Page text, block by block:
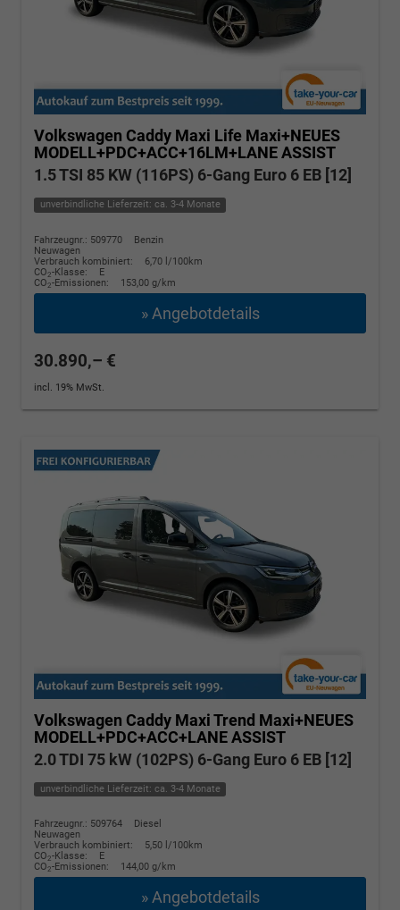
Volkswagen Caddy Maxi Life Maxi+NEUES
MODELL+PDC+ACC+16LM+LANE ASSIST
1.5 TSI 85 KW (116PS) 6-Gang Euro 6 EB [12]
unverbindliche Lieferzeit: ca. 3-4 Monate
Fahrzeugnr.: 509770
Benzin
Neuwagen
Verbrauch kombiniert:
6,70 l/100km
CO2-Klasse:
E
CO2-Emissionen: 153,00 g/km
» Angebotdetails
30.890,– €
incl. 19% MwSt.
Volkswagen Caddy MaxiTrend Maxi+NEUES
MODELL+PDC+ACC+LANE ASSIST
2.0 TDI 75 kW (102PS) 6-Gang Euro 6 EB [12]
unverbindliche Lieferzeit: ca. 3-4 Monate
Fahrzeugnr.: 509764
Diesel
Neuwagen
Verbrauch kombiniert:
5,50 l/100km
CO2-Klasse:
E
CO2-Emissionen: 144,00 g/km
» Angebotdetails